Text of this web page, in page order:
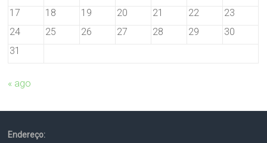
17
18 19 20 21 22
23
24
25 26 27 28 29
30
31
« ago
Endereço: